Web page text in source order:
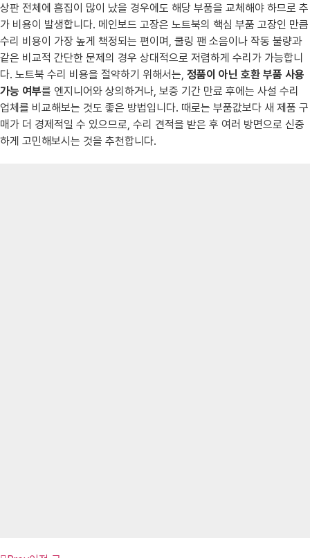
상판 전체에 흠집이 많이 났을 경우에도 해당 부품을 교체해야 하므로 추
가 비용이 발생합니다. 메인보드 고장은 노트북의 핵심 부품 고장인 만큼
수리 비용이 가장 높게 책정되는 편이며, 쿨링 팬 소음이나 작동 불량과
같은 비교적 간단한 문제의 경우 상대적으로 저렴하게 수리가 가능합니
다. 노트북 수리 비용을 절약하기 위해서는, 정품이 아닌 호환 부품 사용
가능 여부를 엔지니어와 상의하거나, 보증 기간 만료 후에는 사설 수리
업체를 비교해보는 것도 좋은 방법입니다. 때로는 부품값보다 새 제품 구
매가 더 경제적일 수 있으므로, 수리 견적을 받은 후 여러 방면으로 신중
하게 고민해보시는 것을 추천합니다.